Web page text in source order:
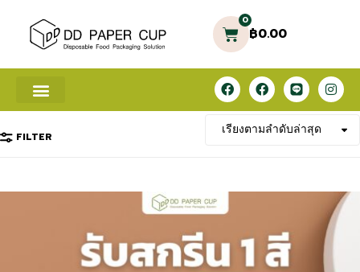
฿0.00
0
FILTER